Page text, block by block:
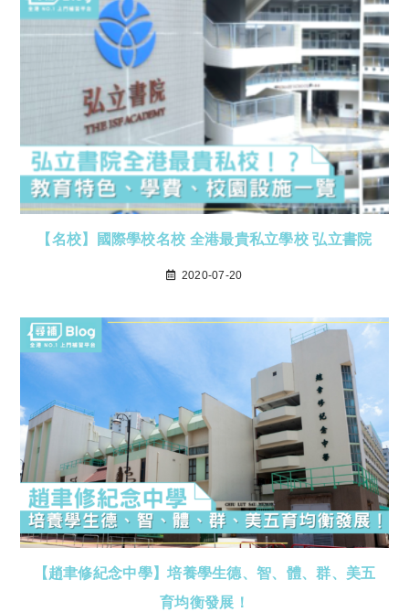
【名校】國際學校名校 全港最貴私立學校 弘立書院
2020-07-20
【趙聿修紀念中學】培養學生德、智、體、群、美五
育均衡發展！